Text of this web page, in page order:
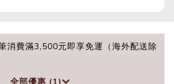
消費滿3,500元即享免運（海外配送除
全部優惠 (1)